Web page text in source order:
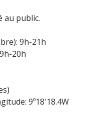
au public.
9h-21h
20h
9º18'18.4W